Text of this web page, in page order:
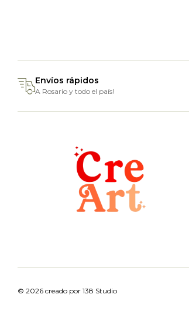
Envíos rápidos
A Rosario y todo el país!
© 2026 creado por 138 Studio